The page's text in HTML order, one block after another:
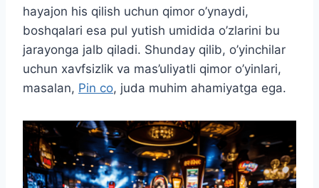
hayajon his qilish uchun qimor o’ynaydi,
boshqalari esa pul yutish umidida o’zlarini bu
jarayonga jalb qiladi. Shunday qilib, o’yinchilar
uchun xavfsizlik va mas’uliyatli qimor o’yinlari,
masalan, Pin co, juda muhim ahamiyatga ega.